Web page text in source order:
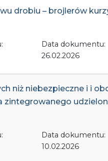
drobiu – brojlerów
Data dokumentu:
26.02.2026
niż niebezpieczne i i
zintegrowanego
Data dokumentu:
10.02.2026